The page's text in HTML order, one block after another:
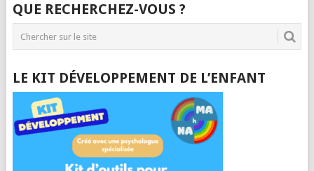
QUE RECHERCHEZ-VOUS ?
LE KIT DÉVELOPPEMENT DE L’ENFANT